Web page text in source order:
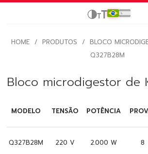
HOME / PRODUTOS / BLOCO
Q327B28M
Bloco microdigestor de
MODELO TENSÃO POTÊNCIA
Q327B28M 220 V 2.000 W 8